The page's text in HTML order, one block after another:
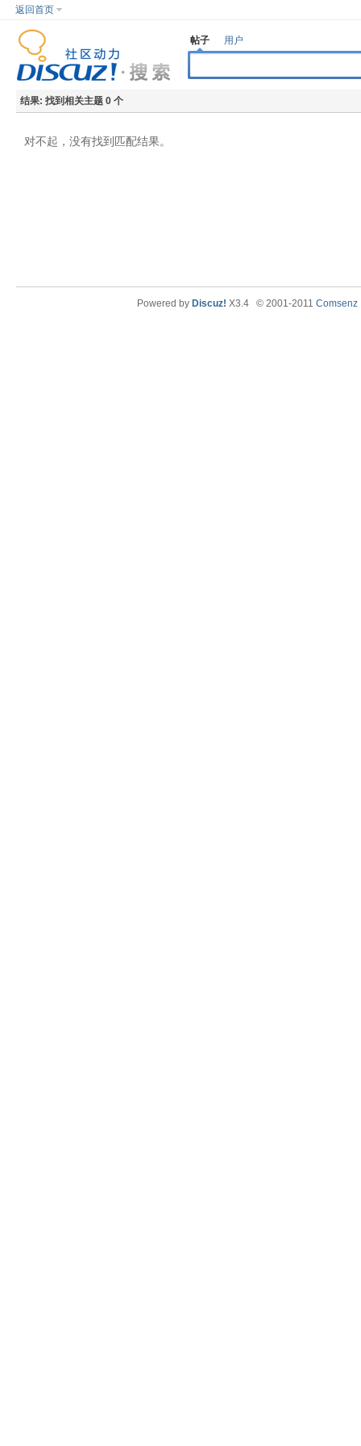
返回首页
帖子 用户
结果: 找到相关主题 0 个
对不起，没有找到匹配结果。
Powered by Discuz! X3.4 © 2001-2011 Comsenz